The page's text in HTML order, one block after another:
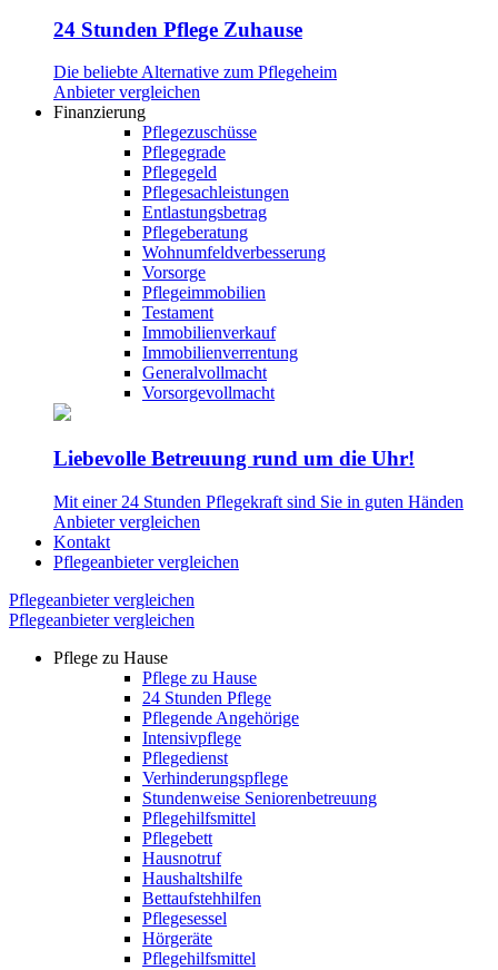
24 Stunden Pflege Zuhause
Die beliebte Alternative zum Pflegeheim
Anbieter vergleichen
Finanzierung
Pflegezuschüsse
Pflegegrade
Pflegegeld
Pflegesachleistungen
Entlastungsbetrag
Pflegeberatung
Wohnumfeldverbesserung
Vorsorge
Pflegeimmobilien
Testament
Immobilienverkauf
Immobilienverrentung
Generalvollmacht
Vorsorgevollmacht
Liebevolle Betreuung rund um die Uhr!
Mit einer 24 Stunden Pflegekraft sind Sie in guten Händen
Anbieter vergleichen
Kontakt
Pflegeanbieter vergleichen
Pflegeanbieter vergleichen
Pflegeanbieter vergleichen
Pflege zu Hause
Pflege zu Hause
24 Stunden Pflege
Pflegende Angehörige
Intensivpflege
Pflegedienst
Verhinderungspflege
Stundenweise Seniorenbetreuung
Pflegehilfsmittel
Pflegebett
Hausnotruf
Haushaltshilfe
Bettaufstehhilfen
Pflegesessel
Hörgeräte
Pflegehilfsmittel